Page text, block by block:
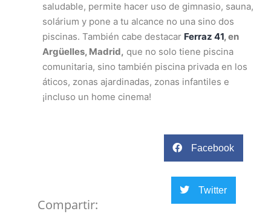
saludable, permite hacer uso de gimnasio, sauna,
solárium y pone a tu alcance no una sino dos
piscinas. También cabe destacar Ferraz 41, en
Argüelles, Madrid, que no solo tiene piscina
comunitaria, sino también piscina privada en los
áticos, zonas ajardinadas, zonas infantiles e
¡incluso un home cinema!
Compartir:
Facebook
Twitter